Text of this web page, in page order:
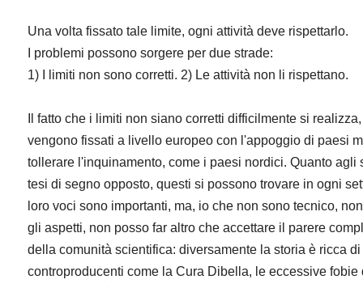
Una volta fissato tale limite, ogni attività deve rispettarlo.
I problemi possono sorgere per due strade:
1) I limiti non sono corretti. 2) Le attività non li rispettano.
Il fatto che i limiti non siano corretti difficilmente si
vengono fissati a livello europeo con l'appoggio di paesi
tollerare l'inquinamento, come i paesi nordici. Quanto agli
tesi di segno opposto, questi si possono trovare in ogni
loro voci sono importanti, ma, io che non sono tecnico,
gli aspetti, non posso far altro che accettare il parere
della comunità scientifica: diversamente la storia è ricca
controproducenti come la Cura Dibella, le eccessive fobie